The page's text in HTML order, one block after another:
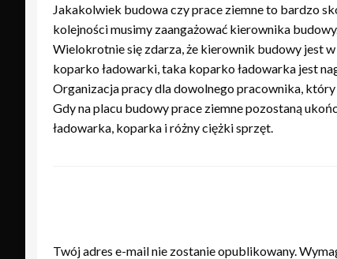
Jakakolwiek budowa czy prace ziemne to bardzo
kolejności musimy zaangażować kierownika
Wielokrotnie się zdarza, że kierownik budowy jest
koparko ładowarki, taka koparko ładowarka jest
Organizacja pracy dla dowolnego pracownika,
Gdy na placu budowy prace ziemne pozostaną
ładowarka, koparka i różny ciężki sprzęt.
Twój adres e-mail nie zostanie opublikowany.